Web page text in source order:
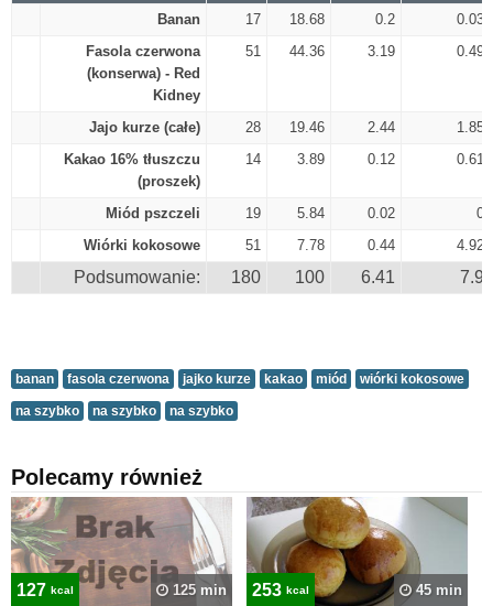
Banan
17 18.68 0.2
0.03
Fasola czerwona
(konserwa) - Red
Kidney
51 44.36 3.19 0.49
Jajo kurze (całe) 28 19.46 2.44
1.85
Kakao 16% tłuszczu
(proszek)
14 3.89 0.12 0.61
Miód pszczeli 19 5.84 0.02
0
Wiórki kokosowe
51 7.78 0.44 4.92
Podsumowanie: 180 100 6.41 7.9
banan fasola czerwona jajko kurze kakao miód wiórki kokosowe
na szybko na szybko na szybko
Polecamy również
127 kcal 125 min 253 kcal 45 min